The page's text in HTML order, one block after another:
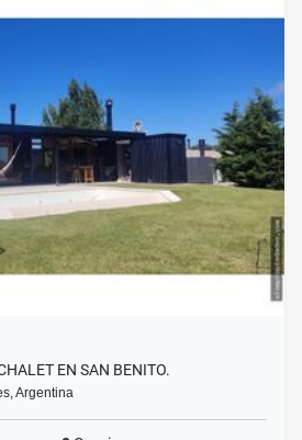
EN SAN BENITO.
Argentina